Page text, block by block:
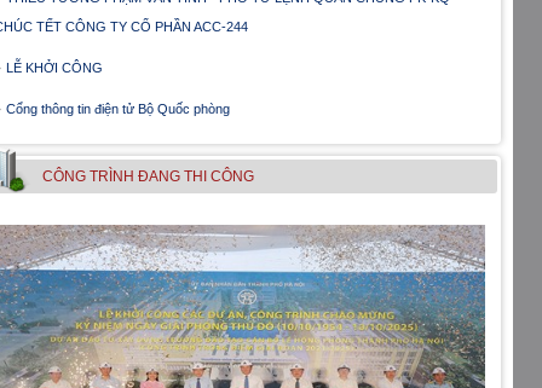
TẾT CÔNG TY CỔ PHẦN ACC-244
LỄ KHỞI CÔNG
Cổng thông tin điện tử Bộ Quốc phòng
CÔNG TRÌNH ÐANG THI CÔNG